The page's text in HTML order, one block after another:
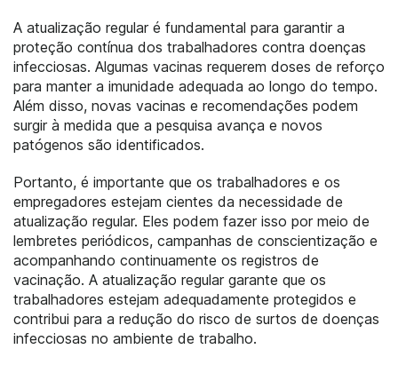
A atualização regular é fundamental para garantir a
proteção contínua dos trabalhadores contra doenças
infecciosas. Algumas vacinas requerem doses de reforço
para manter a imunidade adequada ao longo do tempo.
Além disso, novas vacinas e recomendações podem
surgir à medida que a pesquisa avança e novos
patógenos são identificados.
Portanto, é importante que os trabalhadores e os
empregadores estejam cientes da necessidade de
atualização regular. Eles podem fazer isso por meio de
lembretes periódicos, campanhas de conscientização e
acompanhando continuamente os registros de
vacinação. A atualização regular garante que os
trabalhadores estejam adequadamente protegidos e
contribui para a redução do risco de surtos de doenças
infecciosas no ambiente de trabalho.